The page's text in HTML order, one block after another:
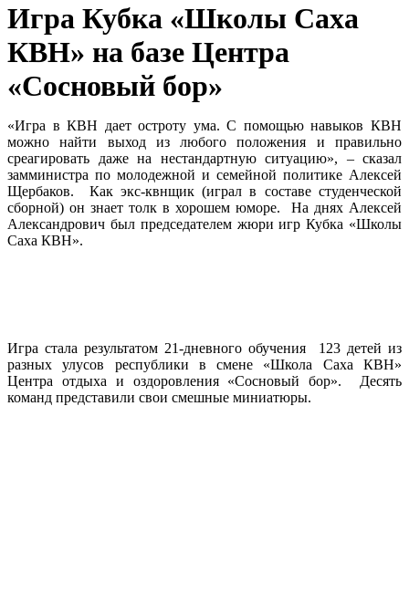
Игра Кубка «Школы Саха
КВН» на базе Центра
«Сосновый бор»
«Игра в КВН дает остроту ума. С помощью навыков КВН
можно найти выход из любого положения и правильно
среагировать даже на нестандартную ситуацию», – сказал
замминистра по молодежной и семейной политике Алексей
Щербаков. Как экс-квнщик (играл в составе студенческой
сборной) он знает толк в хорошем юморе. На днях Алексей
Александрович был председателем жюри игр Кубка «Школы
Саха КВН».
Игра стала результатом 21-дневного обучения 123 детей из
разных улусов республики в смене «Школа Саха КВН»
Центра отдыха и оздоровления «Сосновый бор». Десять
команд представили свои смешные миниатюры.